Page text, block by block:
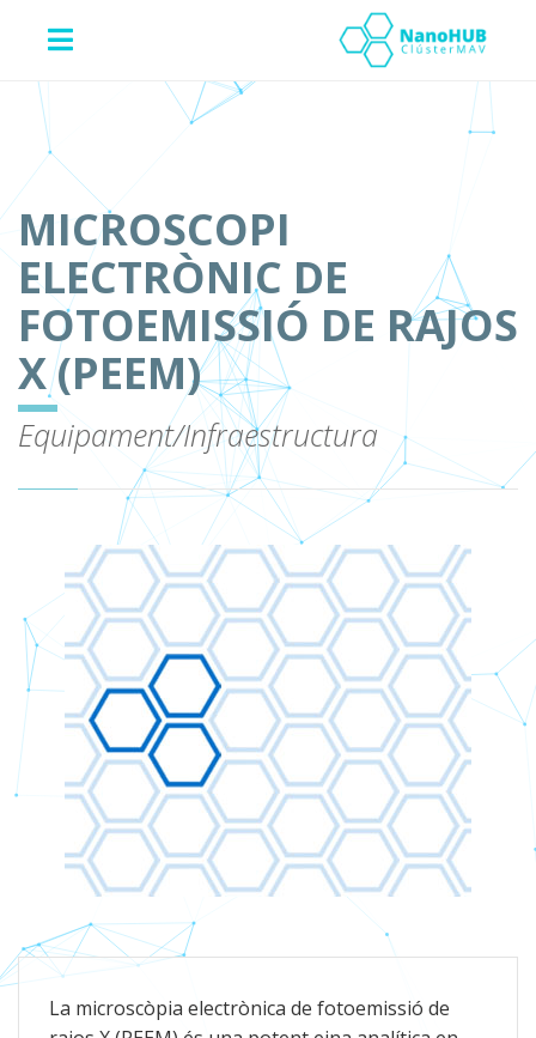
MICROSCOPI
ELECTRÒNIC DE
FOTOEMISSIÓ DE RAJOS
X (PEEM)
Equipament/Infraestructura
La microscòpia electrònica de fotoemissió de